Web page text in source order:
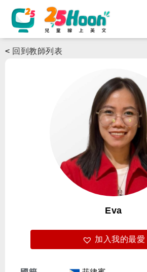
課程教材
限時優惠
學員心得
遊學團
常見問題
免費體驗
< 回到教師列表
Eva
加入我的最愛